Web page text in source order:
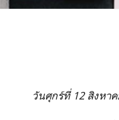
วันศุกร์ที่ 12 สิงหา